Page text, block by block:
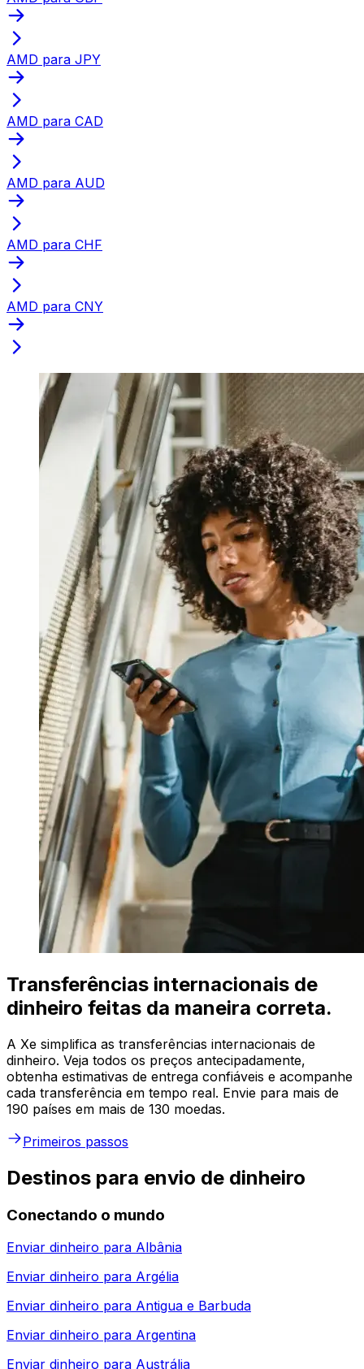
AMD para JPY
AMD para CAD
AMD para AUD
AMD para CHF
AMD para CNY
Transferências internacionais de
dinheiro feitas da maneira correta.
A Xe simplifica as transferências internacionais de
dinheiro. Veja todos os preços antecipadamente,
obtenha estimativas de entrega confiáveis e acompanhe
cada transferência em tempo real. Envie para mais de
190 países em mais de 130 moedas.
Primeiros passos
Destinos para envio de dinheiro
Conectando o mundo
Enviar dinheiro para Albânia
Enviar dinheiro para Argélia
Enviar dinheiro para Antigua e Barbuda
Enviar dinheiro para Argentina
Enviar dinheiro para Austrália